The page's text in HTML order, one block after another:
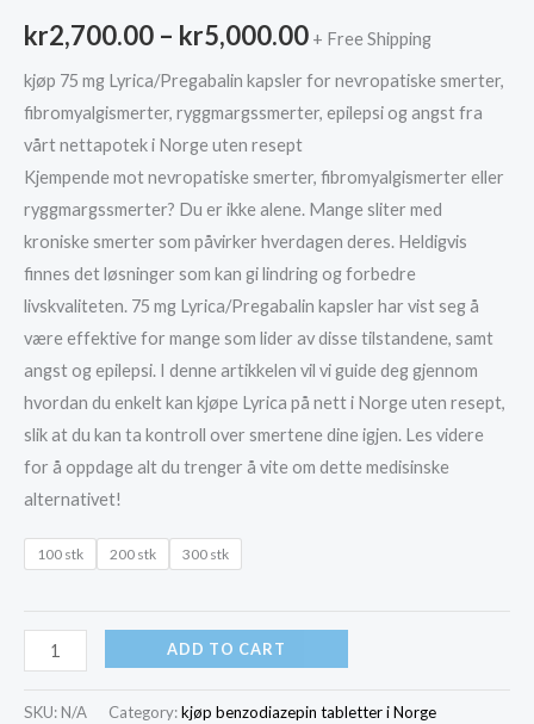
kr2,700.00 – kr5,000.00Price
range:
kr2,700.00
through
kr5,000.00
+ Free Shipping
kjøp 75 mg Lyrica/Pregabalin kapsler for nevropatiske smerter,
fibromyalgismerter, ryggmargssmerter, epilepsi og angst fra
vårt nettapotek i Norge uten resept
Kjempende mot nevropatiske smerter, fibromyalgismerter eller
ryggmargssmerter? Du er ikke alene. Mange sliter med
kroniske smerter som påvirker hverdagen deres. Heldigvis
finnes det løsninger som kan gi lindring og forbedre
livskvaliteten. 75 mg Lyrica/Pregabalin kapsler har vist seg å
være effektive for mange som lider av disse tilstandene, samt
angst og epilepsi. I denne artikkelen vil vi guide deg gjennom
hvordan du enkelt kan kjøpe Lyrica på nett i Norge uten resept,
slik at du kan ta kontroll over smertene dine igjen. Les videre
for å oppdage alt du trenger å vite om dette medisinske
alternativet!
100 stk 200 stk 300 stk
kjøp
300mg
Lyrica/Pregabalin
ADD TO CART
SKU: N/A Category:kjøp benzodiazepin tabletter i Norge